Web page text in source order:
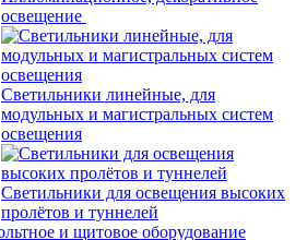
освещение
Светильники линейные, для
модульных и магистральных систем
освещения
Светильники для освещения высоких
пролётов и туннелей